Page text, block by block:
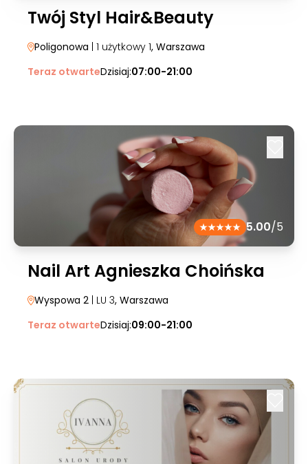
Twój Styl Hair&Beauty
Poligonowa | 1 użytkowy 1, Warszawa
Teraz otwarteDzisiaj:07:00-21:00
5.00/5
Nail Art Agnieszka Choińska
Wyspowa 2 | LU 3, Warszawa
Teraz otwarteDzisiaj:09:00-21:00